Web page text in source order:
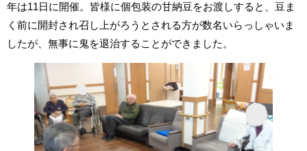
年は11日に開催。皆様に個包装の甘納豆をお渡しすると、豆ま
く前に開封され召し上がろうとされる方が数名いらっしゃいま
したが、無事に鬼を退治することができました。